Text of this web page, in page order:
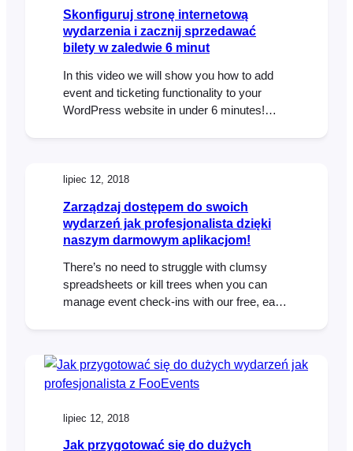
Skonfiguruj stronę internetową
wydarzenia i zacznij sprzedawać
bilety w zaledwie 6 minut
In this video we will show you how to add
event and ticketing functionality to your
WordPress website in under 6 minutes!
the video, we will purchase a ticket and
lipiec 12, 2018
Zarządzaj dostępem do swoich
wydarzeń jak profesjonalista dzięki
naszym darmowym aplikacjom!
There’s no need to struggle with clumsy
spreadsheets or kill trees when you can
manage event check-ins with our free, easy
a pro. View all attendees registered for your
event View attendee information Search…
lipiec 12, 2018
Jak przygotować się do dużych